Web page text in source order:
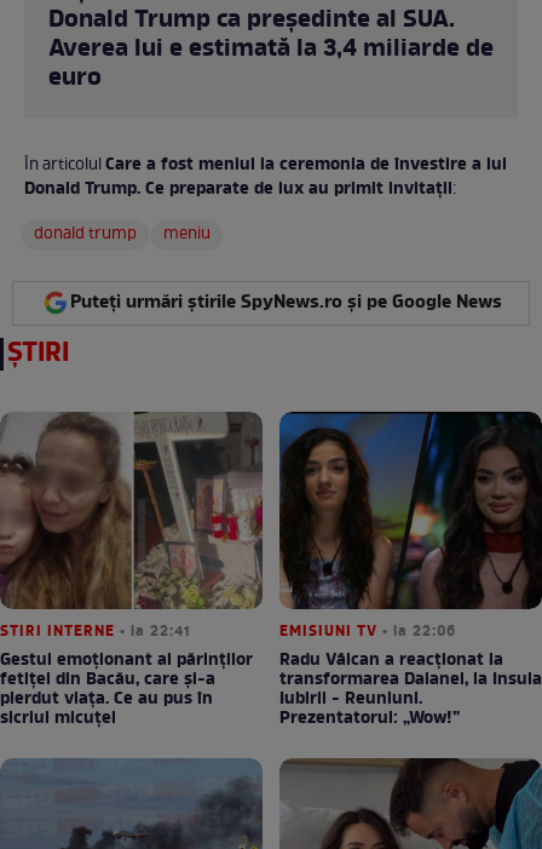
Donald Trump ca președinte al SUA.
Averea lui e estimată la 3,4 miliarde de
euro
În articolulCare a fost meniul la ceremonia de învestire a lui
Donald Trump. Ce preparate de lux au primit invitații:
donald trump
meniu
Puteți urmări știrile SpyNews.ro și pe Google News
ȘTIRI
STIRI INTERNE • la 22:41
Gestul emoționant al părinților
fetiței din Bacău, care și-a
pierdut viața. Ce au pus în
sicriul micuței
EMISIUNI TV • la 22:06
Radu Vâlcan a reacționat la
transformarea Daianei, la Insula
Iubirii - Reuniuni.
Prezentatorul: „Wow!”